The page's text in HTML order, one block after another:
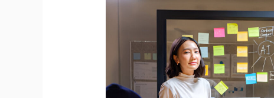
Kenapa
Gagal
dalam
Komunikasi:
5